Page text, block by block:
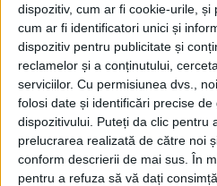
dispozitiv, cum ar fi cookie-urile, și
cum ar fi identificatori unici și
dispozitiv pentru publicitate și
reclamelor și a conținutului,
serviciilor. Cu permisiunea dvs.,
folosi date și identificări precise
dispozitivului. Puteți da clic pentru
prelucrarea realizată de către noi
conform descrierii de mai sus. În
pentru a refuza să vă dați
pietoni. Încercăm să
desființarea unor treceri de
învățați să fim comozi, dar
mergem puțin pînă dăm de
în toată lumea civilizată”.
privința traficului rutier
dinamică. Am mutat
o corelare mai bună între